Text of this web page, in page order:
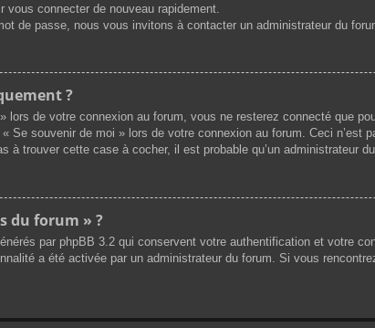
connecter de nouveau rapidement.
de passe, nous vous invitons à contacter un administrateur du
?
de votre connexion au forum, vous ne resterez connecté que
Se souvenir de moi » lors de votre connexion au forum. Ceci
à trouver cette case à cocher, il est probable qu’un administrateur
du forum » ?
par phpBB 3.2 qui conservent votre authentification et votre
a été activée par un administrateur du forum. Si vous